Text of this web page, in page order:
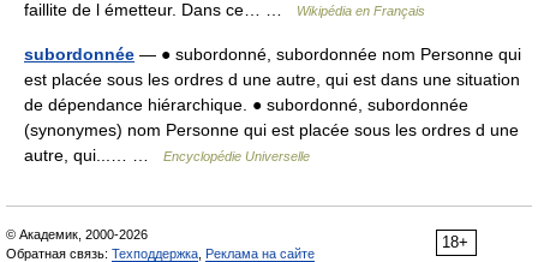
faillite de l émetteur. Dans ce… …
Wikipédia en Français
subordonnée — ● subordonné, subordonnée nom Personne qui
est placée sous les ordres d une autre, qui est dans une situation
de dépendance hiérarchique. ● subordonné, subordonnée
(synonymes) nom Personne qui est placée sous les ordres d une
autre, qui...… …
Encyclopédie Universelle
18+
© Академик, 2000-2026
Обратная связь: Техподдержка Реклама на сайте